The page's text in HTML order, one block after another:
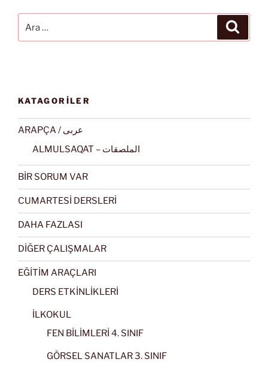
KATAGORİLER
ARAPÇA / عربى
ALMULSAQAT – الملصقات
BİR SORUM VAR
CUMARTESİ DERSLERİ
DAHA FAZLASI
DİĞER ÇALIŞMALAR
EĞİTİM ARAÇLARI
DERS ETKİNLİKLERİ
İLKOKUL
FEN BİLİMLERİ 4. SINIF
GÖRSEL SANATLAR 3. SINIF